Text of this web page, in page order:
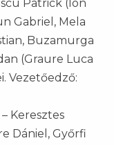
Patrick (Ion
Gabriel, Mela
Buzamurga
(Graure Luca
Vezetőedző:
Keresztes
Dániel, Győrfi